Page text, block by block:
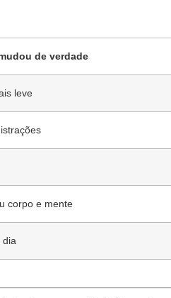
de verdade
leve
corpo e mente
dia